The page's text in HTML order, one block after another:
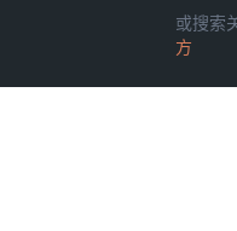
或搜索
方